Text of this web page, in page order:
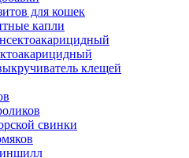
для кошек
капли
клещей
свинки